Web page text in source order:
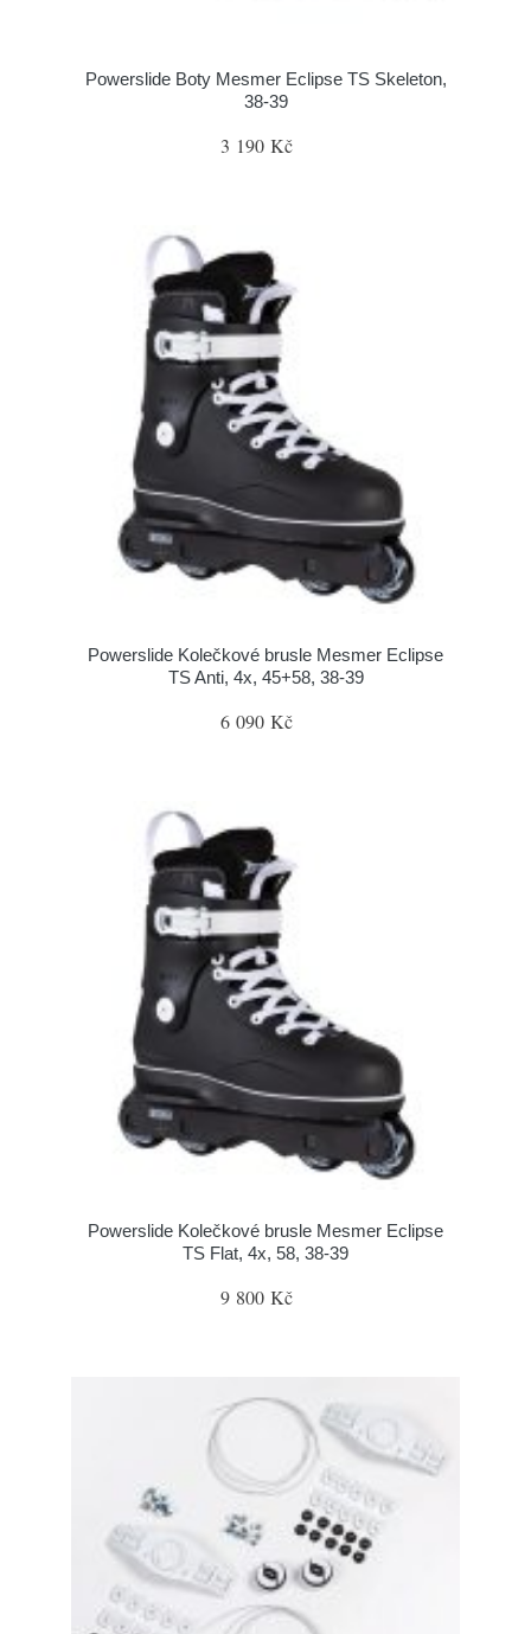
Powerslide Boty Mesmer Eclipse TS Skeleton,
38-39
3 190 Kč
Powerslide Kolečkové brusle Mesmer Eclipse
TS Anti, 4x, 45+58, 38-39
6 090 Kč
Powerslide Kolečkové brusle Mesmer Eclipse
TS Flat, 4x, 58, 38-39
9 800 Kč